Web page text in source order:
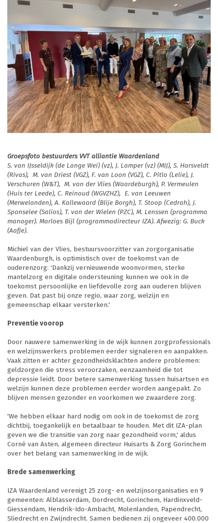
Groepsfoto bestuurders VVT alliantie Waardenland
S. van IJsseldijk (de Lange Wei) (vz), J. Lamper (vz) (MIJ), S. Harsveldt
(Rivas), M. van Driest (VGZ), F. van Loon (VGZ), C. Pitlo (Lelie), J.
Verschuren (W&T), M. van der Vlies (Waardeburgh), P. Vermeulen
(Huis ter Leede), C. Reinoud (WGVZHZ), E. van Leeuwen
(Merwelanden), A. Kallewaard (Blije Borgh), T. Stoop (Cedrah), J.
Sponselee (Salios), T. van der Wielen (PZC), M. Lenssen (programma
manager). Marloes Bijl (programmadirecteur IZA). Afwezig: G. Buck
(Aafje).
Michiel van der Vlies, bestuursvoorzitter van zorgorganisatie
Waardenburgh, is optimistisch over de toekomst van de
ouderenzorg: 'Dankzij vernieuwende woonvormen, sterke
mantelzorg en digitale ondersteuning kunnen we ook in de
toekomst persoonlijke en liefdevolle zorg aan ouderen blijven
geven. Dat past bij onze regio, waar zorg, welzijn en
gemeenschap elkaar versterken.'
Preventie voorop
Door nauwere samenwerking in de wijk kunnen zorgprofessionals
en welzijnswerkers problemen eerder signaleren en aanpakken.
Vaak zitten er achter gezondheidsklachten andere problemen:
geldzorgen die stress veroorzaken, eenzaamheid die tot
depressie leidt. Door betere samenwerking tussen huisartsen en
welzijn kunnen deze problemen eerder worden aangepakt. Zo
blijven mensen gezonder en voorkomen we zwaardere zorg.
'We hebben elkaar hard nodig om ook in de toekomst de zorg
dichtbij, toegankelijk en betaalbaar te houden. Met dit IZA-plan
geven we die transitie van zorg naar gezondheid vorm,' aldus
Corné van Asten, algemeen directeur Huisarts & Zorg Gorinchem
over het belang van samenwerking in de wijk.
Brede samenwerking
IZA Waardenland verenigt 25 zorg- en welzijnsorganisaties en 9
gemeenten: Alblasserdam, Dordrecht, Gorinchem, Hardinxveld-
Giessendam, Hendrik-Ido-Ambacht, Molenlanden, Papendrecht,
Sliedrecht en Zwijndrecht. Samen bedienen zij ongeveer 400.000